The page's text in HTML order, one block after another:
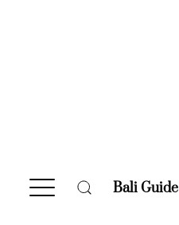
Bali Guide